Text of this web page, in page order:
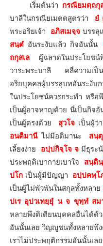
เริ่มต้นว่า กรณียมตฺถกุ
บาลีในกรณียเมตตสูตรว่า
ยํ
พระอริยเจ้า อภิสเมจฺจ บรรลุ
สนฺตํ อันระงับแล้ว กิจอันนั้น
ถกุสเล ผู้ฉลาดในประโยชน์
วาระพระบาลี คลี่ความเป็
อริยบุคคลผู้บรรลุบทอันระงับ
ในประโยชน์ควรกระทำ หรื
เป็นผู้อาจหาญด้วย นี่เป็นกิจอั
เป็นผู้ตรงด้วย สุวโจเป็นผู้ว่
อนติมานีไม่มีอติมานะ สนฺ
เลี้ยงง่าย อปฺปกิจฺโจ จ มีธุระ
ประพฤติเบากายเบาใจ สนฺติ
ปโก เป็นผู้มีปัญญา อปฺปคพฺโ
เป็นผู้ไม่พัวพันในสกุลทั้งหลาย
ปเร อุปวเทยฺยุํ น จ ขุทฺทํ ส
หลายพึงติเตียนบุคคลอื่นได้ด้
อันนั้นเลย วิญญูชนทั้งหลายพึ
เราไม่ประพฤติกรรมอันนั้นเ